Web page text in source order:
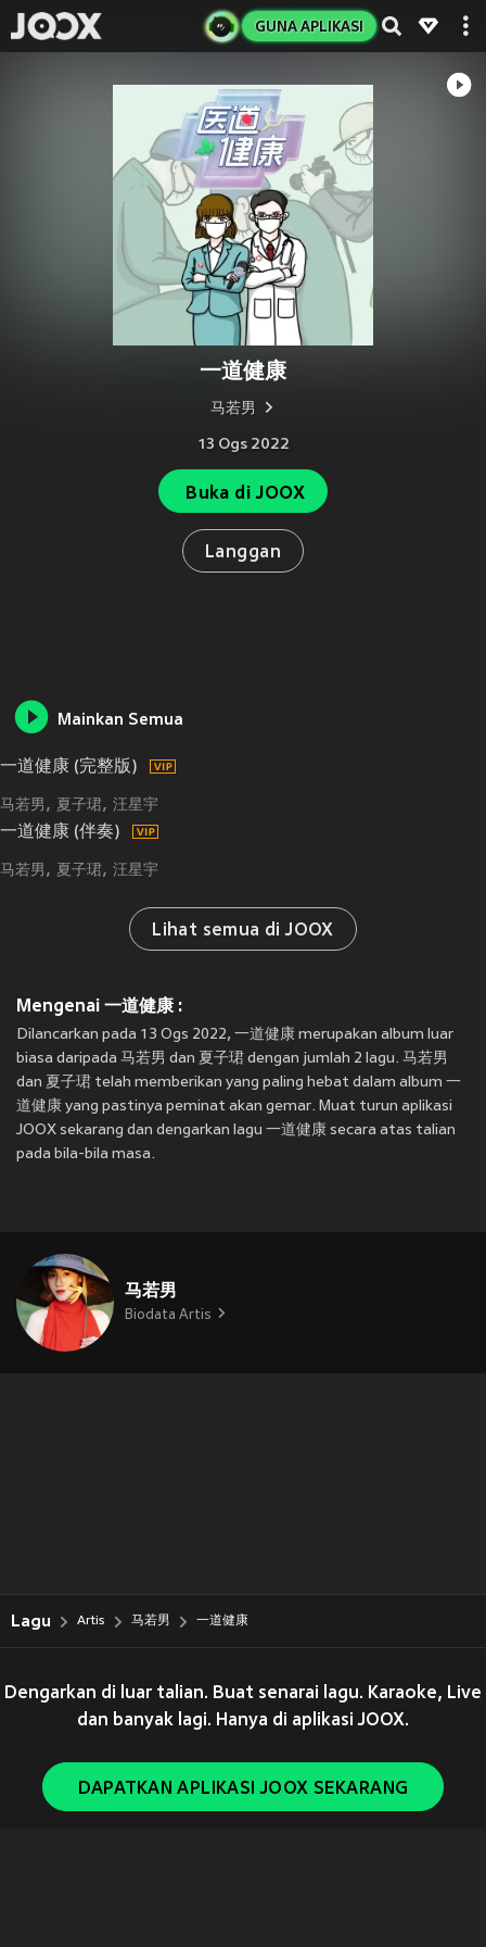
GUNA APLIKASI
一道健康
马若男
13 Ogs 2022
Buka di JOOX
Langgan
Mainkan Semua
一道健康 (完整版)
马若男 夏子珺 汪星宇
一道健康 (伴奏)
马若男 夏子珺 汪星宇
Lihat semua di JOOX
Mengenai 一道健康 :
Dilancarkan pada 13 Ogs 2022, 一道健康 merupakan album luar
biasa daripada 马若男 dan 夏子珺 dengan jumlah 2 lagu. 马若男
dan 夏子珺 telah memberikan yang paling hebat dalam album 一
道健康 yang pastinya peminat akan gemar. Muat turun aplikasi
JOOX sekarang dan dengarkan lagu 一道健康 secara atas talian
pada bila-bila masa.
马若男
Biodata Artis
Lagu Artis 马若男 一道健康
Dengarkan di luar talian. Buat senarai lagu. Karaoke, Live
dan banyak lagi. Hanya di aplikasi JOOX.
DAPATKAN APLIKASI JOOX SEKARANG